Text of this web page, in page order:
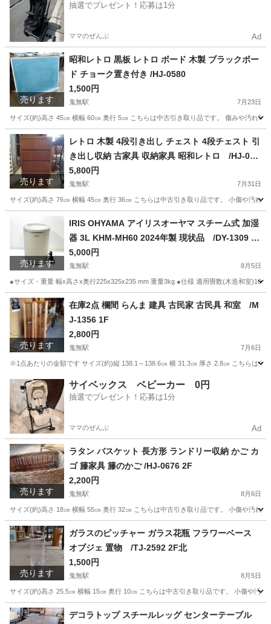
抽選でプレゼント！応募は1分
ママのぜんぶ Ad
売ります
昭和レトロ 黒板 レトロ ボード 木製 ブラックボー
ド チョーク置き付き /HJ-0580
1,500円
鬼無駅 7月23日
サイズ(約)高さ 45㎝ 横幅 60㎝ 奥行 5㎝ こちらは中古引き取り品です。 傷みや汚れ
香川 高松市 鬼無駅 その他 レトロ
売ります
レトロ 木製 4段引き出し チェスト 4段チェスト 引
き出し収納 古家具 収納家具 昭和レトロ /HJ-032
8 2F南
5,800円
鬼無駅 7月31日
サイズ(約)高さ 76㎝ 横幅 45㎝ 奥行 36㎝ こちらは中古引き取り品です。 小傷や汚れ
高松市 レトロ
売ります
IRIS OHYAMA アイリスオーヤマ スチーム式 加湿
器 3L KHM-MH60 2024年製 現状品 /DY-1309 1F
O
5,000円
鬼無駅 8月5日
●サイズ・重量 幅x高さx奥行225x325x235 mm 重量3kg ●仕様 適用畳数(木造和室)10
香川 高松市 鬼無駅 季節、空調家電
売ります
在庫2点 欄間 らんま 建具 古民家 古民具 和室 /M
J-1356 1F
2,800円
鬼無駅 7月6日
※1点あたりの金額です サイズ(約)縦 138.1～138.6㎝ 横 31.3㎝ 厚さ 2.8㎝ こちらは
香川 高松市 鬼無駅 その他 らんま
サイベックス ベビーカー 0円
抽選でプレゼント！応募は1分
ママのぜんぶ Ad
売ります
ラタン バスケット 長方形 ランドリー収納 かご カ
ゴ 籐家具 籐のかご /HJ-0676 2F
2,200円
鬼無駅 8月6日
サイズ(約)高さ 18㎝ 横幅 55㎝ 奥行 32㎝ こちらは中古引き取り品です。 小傷や汚れ
香川 高松市 鬼無駅 インテリア雑貨/小物 かご
売ります
ガラスのピッチャー ガラス花瓶 フラワーベース
オブジェ 置物 /TJ-2592 2F北
1,500円
鬼無駅 8月5日
サイズ(約)高さ 25.5㎝ 横幅 15㎝ 奥行 10㎝ こちらは中古引き取り品です。 小傷や汚
香川 高松市 鬼無駅 インテリア雑貨/小物 ガラス
デコラトップ スチールレッグ センターテーブル